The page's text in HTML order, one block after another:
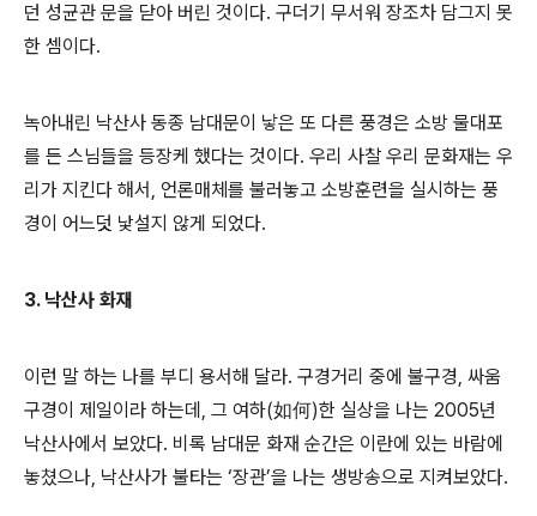
던 성균관 문을 닫아 버린 것이다. 구더기 무서워 장조차 담그지 못
한 셈이다.
녹아내린 낙산사 동종 남대문이 낳은 또 다른 풍경은 소방 물대포
를 든 스님들을 등장케 했다는 것이다. 우리 사찰 우리 문화재는 우
리가 지킨다 해서, 언론매체를 불러놓고 소방훈련을 실시하는 풍
경이 어느덧 낯설지 않게 되었다.
3. 낙산사 화재
이런 말 하는 나를 부디 용서해 달라. 구경거리 중에 불구경, 싸움
구경이 제일이라 하는데, 그 여하(如何)한 실상을 나는 2005년
낙산사에서 보았다. 비록 남대문 화재 순간은 이란에 있는 바람에
놓쳤으나, 낙산사가 불타는 ‘장관’을 나는 생방송으로 지켜보았다.